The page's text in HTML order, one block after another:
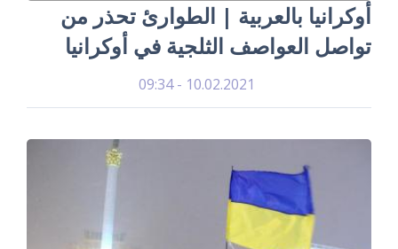
أوكرانيا بالعربية | الطوارئ تحذر من
تواصل العواصف الثلجية في أوكرانيا
10.02.2021 - 09:34